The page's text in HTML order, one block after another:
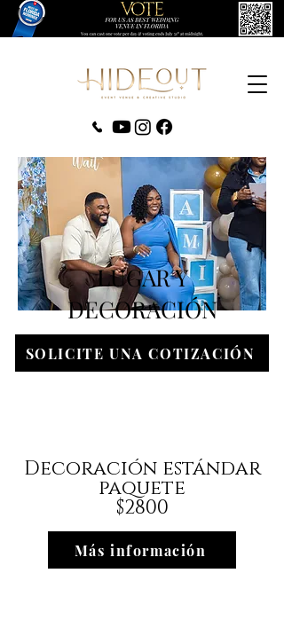
(407) 279-0980
LUGAR Y
DECORACIÓN
SOLICITE UNA COTIZACIÓN
Decoración estándar
paquete
$2800
Más información